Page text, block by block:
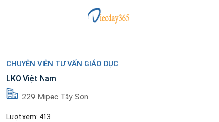
CHUYÊN VIÊN TƯ VẤN GIÁO DỤC
LKO Việt Nam
229 Mipec Tây Sơn
Lượt xem: 413